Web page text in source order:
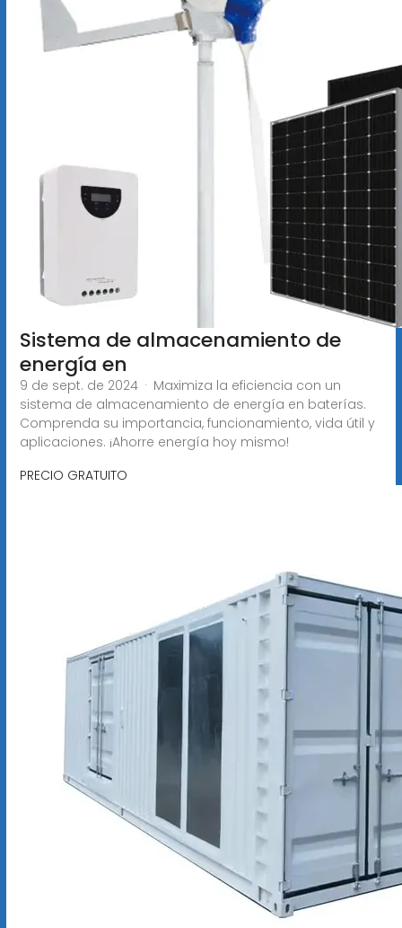
Sistema de almacenamiento de
energía en
9 de sept. de 2024 · Maximiza la eficiencia con un
sistema de almacenamiento de energía en baterías.
Comprenda su importancia, funcionamiento, vida útil y
aplicaciones. ¡Ahorre energía hoy mismo!
PRECIO GRATUITO